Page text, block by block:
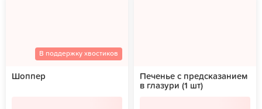
В поддержку хвостиков
Шоппер
Печенье с предсказанием
в глазури (1 шт)